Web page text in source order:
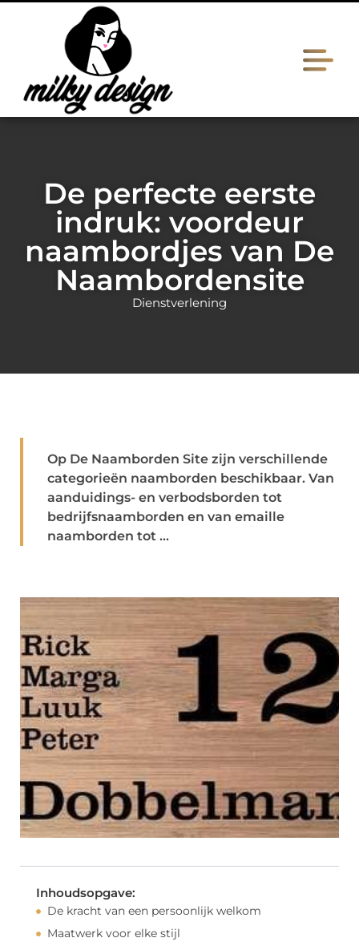
De perfecte eerste
indruk: voordeur
naambordjes van De
Naambordensite
Dienstverlening
Op De Naamborden Site zijn verschillende
categorieën naamborden beschikbaar. Van
aanduidings- en verbodsborden tot
bedrijfsnaamborden en van emaille
naamborden tot ...
Inhoudsopgave:
De kracht van een persoonlijk welkom
Maatwerk voor elke stijl